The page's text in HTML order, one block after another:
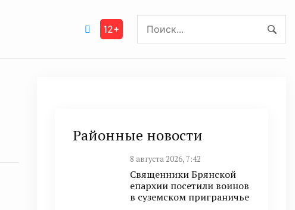
12+
Районные новости
8 августа 2026, 7:42
Священники Брянской
епархии посетили воинов
в суземском приграничье